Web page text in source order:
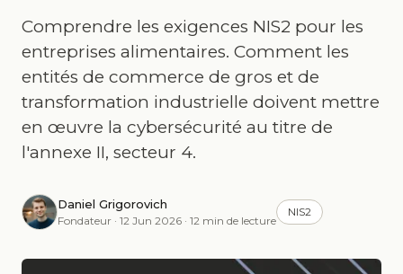
Comprendre les exigences NIS2 pour les
entreprises alimentaires. Comment les
entités de commerce de gros et de
transformation industrielle doivent mettre
en œuvre la cybersécurité au titre de
l'annexe II, secteur 4.
Daniel Grigorovich
Fondateur · 12 Jun 2026 · 12 min de lecture
NIS2